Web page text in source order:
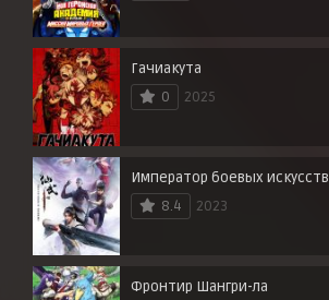
Гачиакута
0
2025
Император боевых искусств
8.4
2023
Фронтир Шангри-ла